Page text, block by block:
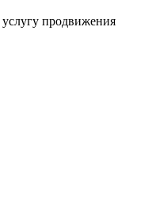
продвижения